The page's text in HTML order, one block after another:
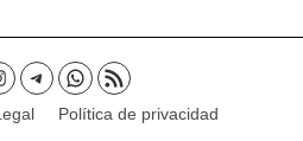
Política de privacidad